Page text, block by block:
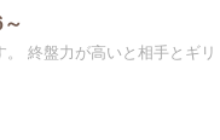
終盤力が高いと相手とギリ